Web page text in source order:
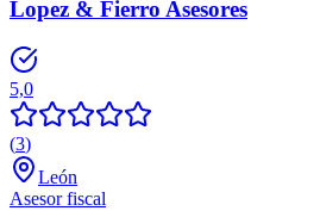
Lopez & Fierro Asesores
5,0
(3)
León
Asesor fiscal